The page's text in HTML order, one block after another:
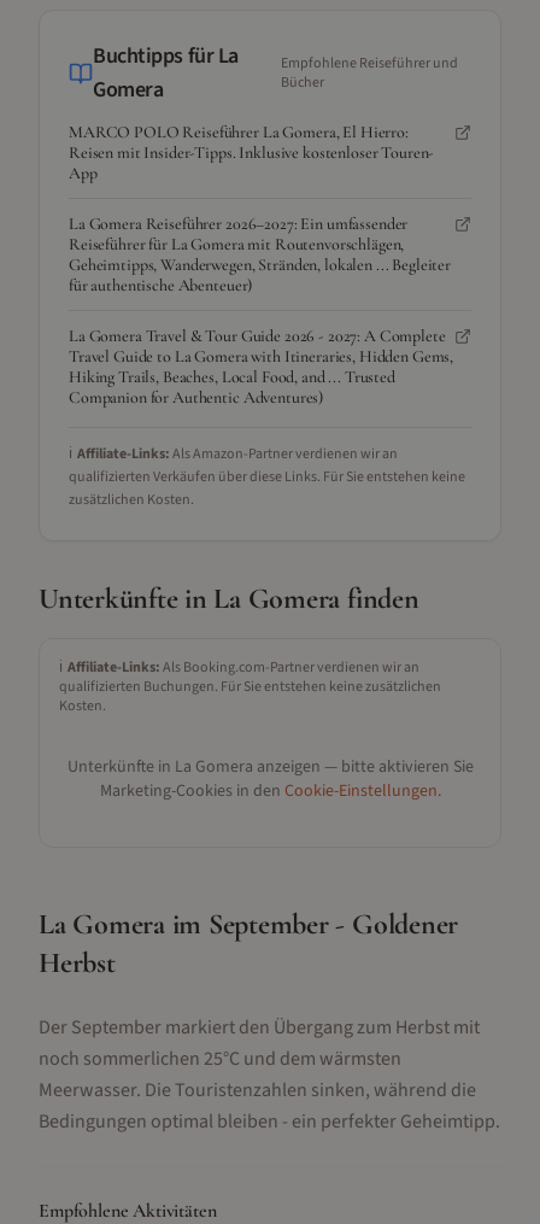
Buchtipps fürLa
Gomera
Empfohlene Reiseführer und
Bücher
MARCO POLO Reiseführer La Gomera, El Hierro:
Reisen mit Insider-Tipps. Inklusive kostenloser Touren-
App
La Gomera Reiseführer 2026–2027: Ein umfassender
Reiseführer für La Gomera mit Routenvorschlägen,
Geheimtipps, Wanderwegen, Stränden, lokalen ... Begleiter
für authentische Abenteuer)
La Gomera Travel & Tour Guide 2026 - 2027: A Complete
Travel Guide to La Gomera with Itineraries, Hidden Gems,
Hiking Trails, Beaches, Local Food, and ... Trusted
Companion for Authentic Adventures)
ℹ️ Affiliate-Links:Als Amazon-Partner verdienen wir an
qualifizierten Verkäufen über diese Links. Für Sie entstehen keine
zusätzlichen Kosten.
Unterkünfte in La Gomera finden
ℹ️ Affiliate-Links:Als Booking.com-Partner verdienen wir an
qualifizierten Buchungen. Für Sie entstehen keine zusätzlichen
Kosten.
Unterkünfte in La Gomera anzeigen — bitte aktivieren Sie
Marketing-Cookies in den Cookie-Einstellungen.
La Gomera im September - Goldener
Herbst
Der September markiert den Übergang zum Herbst mit
noch sommerlichen 25°C und dem wärmsten
Meerwasser. Die Touristenzahlen sinken, während die
Bedingungen optimal bleiben - ein perfekter Geheimtipp.
Empfohlene Aktivitäten